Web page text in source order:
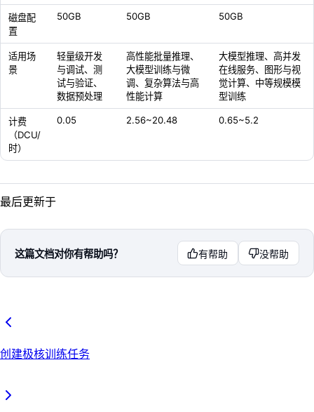
磁盘配
置
50GB 50GB 50GB
适用场
景
轻量级开发
与调试、测
试与验证、
数据预处理
高性能批量推理、
大模型训练与微
调、复杂算法与高
性能计算
大模型推理、高并发
在线服务、图形与视
觉计算、中等规模模
型训练
计费
（DCU/
时）
0.05 2.56~20.48 0.65~5.2
最后更新于
这篇文档对你有帮助吗？ 有帮助 没帮助
创建极核训练任务